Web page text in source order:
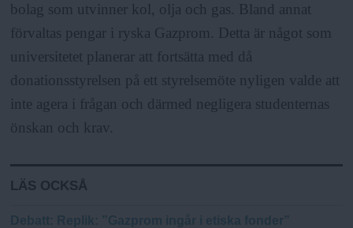
bolag som utvinner kol, olja och gas. Bland annat
förvaltas pengar i ryska Gazprom. Detta är något som
universitetet planerar att fortsätta med då
donationsstyrelsen på ett styrelsemöte nyligen valde att
inte agera i frågan och därmed negligera studenternas
önskan och krav.
LÄS OCKSÅ
Debatt: Replik: ”Gazprom ingår i etiska fonder”